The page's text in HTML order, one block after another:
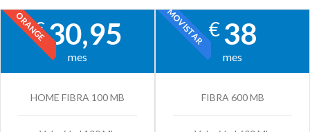
ORANGE
€30,95
mes
HOME FIBRA 100 MB
MOVISTAR€38
mes
FIBRA 600 MB